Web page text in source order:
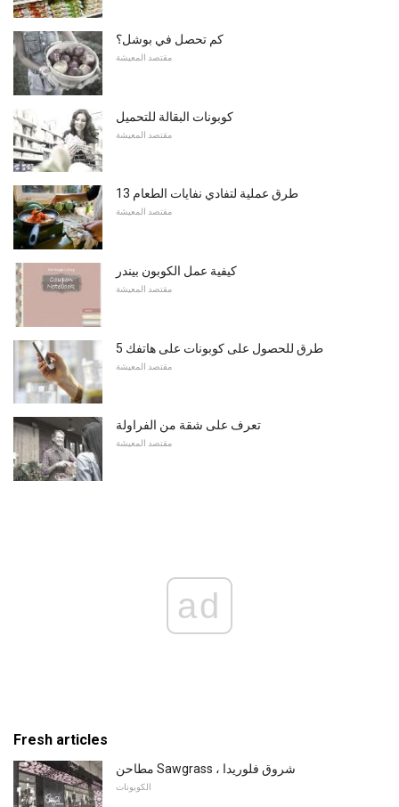
كم تحصل في بوشل؟
مقتصد المعيشة
كوبونات البقالة للتحميل
مقتصد المعيشة
13 طرق عملية لتفادي نفايات الطعام
مقتصد المعيشة
كيفية عمل الكوبون بيندر
مقتصد المعيشة
5 طرق للحصول على كوبونات على هاتفك
مقتصد المعيشة
تعرف على شقة من الفراولة
مقتصد المعيشة
ad
Fresh articles
مطاحن Sawgrass ، شروق فلوريدا
الكوبونات